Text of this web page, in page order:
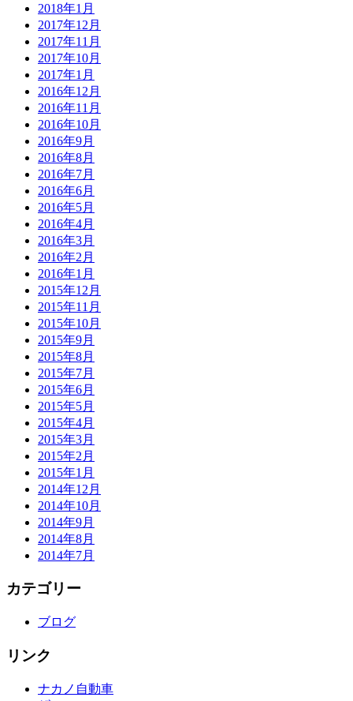
2018年1月
2017年12月
2017年11月
2017年10月
2017年1月
2016年12月
2016年11月
2016年10月
2016年9月
2016年8月
2016年7月
2016年6月
2016年5月
2016年4月
2016年3月
2016年2月
2016年1月
2015年12月
2015年11月
2015年10月
2015年9月
2015年8月
2015年7月
2015年6月
2015年5月
2015年4月
2015年3月
2015年2月
2015年1月
2014年12月
2014年10月
2014年9月
2014年8月
2014年7月
カテゴリー
ブログ
リンク
ナカノ自動車